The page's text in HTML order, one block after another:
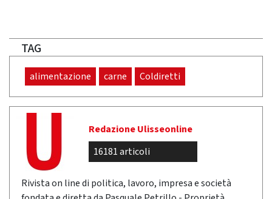
TAG
alimentazione carne Coldiretti
Redazione Ulisseonline
16181 articoli
Rivista on line di politica, lavoro, impresa e società